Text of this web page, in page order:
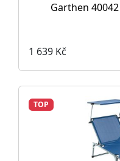
Garthen
1 639 Kč
TOP